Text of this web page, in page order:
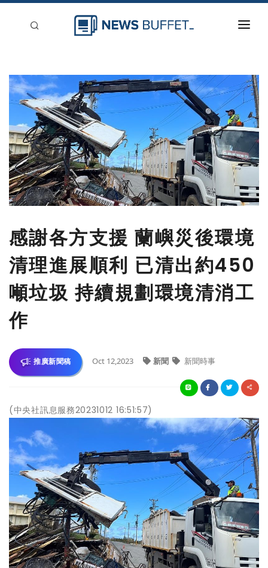
新聞稿分類
登入
刊登
感謝各方支援 蘭嶼災後環境
清理進展順利 已清出約450
噸垃圾 持續規劃環境清消工
作
推廣新聞稿 Oct 12,2023 新聞 新聞時事
(中央社訊息服務20231012 16:51:57)